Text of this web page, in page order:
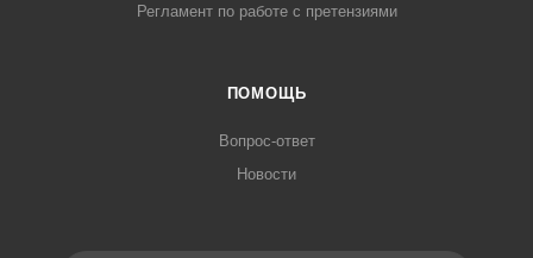
Регламент по работе с претензиями
ПОМОЩЬ
Вопрос-ответ
Новости